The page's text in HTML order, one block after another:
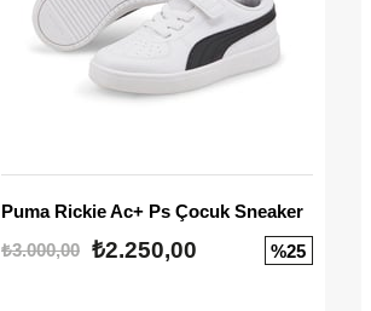
Puma Rickie Ac+ Ps Çocuk Sneaker
₺3.000,00 ₺2.250,00 %25